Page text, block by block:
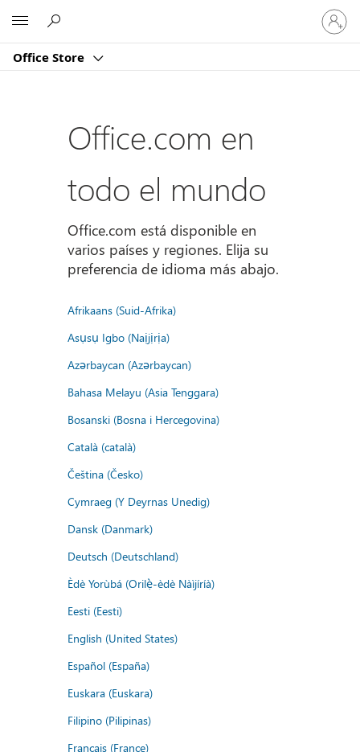
Office Store
Iniciar
sesión
en
cuenta
Office.com en
todo el mundo
Office.com está disponible en
varios países y regiones. Elija su
preferencia de idioma más abajo.
Afrikaans (Suid-Afrika)
Asụsụ Igbo (Naịjịrịa)
Azərbaycan (Azərbaycan)
Bahasa Melayu (Asia Tenggara)
Bosanski (Bosna i Hercegovina)
Català (català)
Čeština (Česko)
Cymraeg (Y Deyrnas Unedig)
Dansk (Danmark)
Deutsch (Deutschland)
Èdè Yorùbá (Orilẹ̀-èdè Nàìjíríà)
Eesti (Eesti)
English (United States)
Español (España)
Euskara (Euskara)
Filipino (Pilipinas)
Français (France)